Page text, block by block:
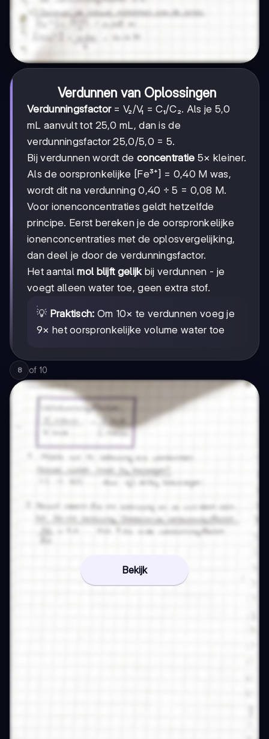
Verdunnen van Oplossingen
Verdunningsfactor= V₂/V₁ = C₁/C₂. Als je 5,0
mL aanvult tot 25,0 mL, dan is de
verdunningsfactor 25,0/5,0 = 5.
Bij verdunnen wordt de concentratie 5× kleiner.
Als de oorspronkelijke [Fe³⁺] = 0,40 M was,
wordt dit na verdunning 0,40 ÷ 5 = 0,08 M.
Voor ionenconcentraties geldt hetzelfde
principe. Eerst bereken je de oorspronkelijke
ionenconcentraties met de oplosvergelijking,
dan deel je door de verdunningsfactor.
Het aantalmol blijft gelijk bij verdunnen - je
voegt alleen water toe, geen extra stof.
💡 Praktisch: Om 10× te verdunnen voeg je
9× het oorspronkelijke volume water toe
8 of 10
Bekijk